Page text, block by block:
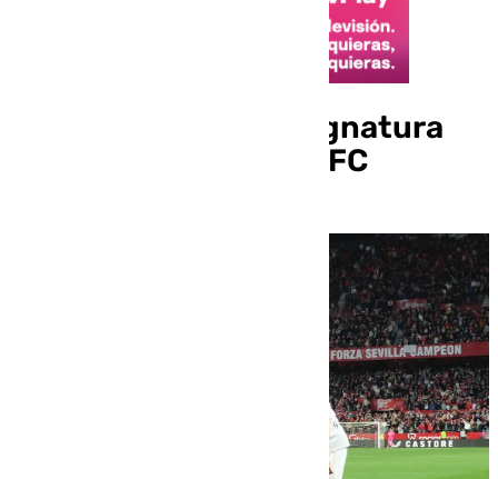
Sumar en casa, la asignatura
pendiente del Sevilla FC